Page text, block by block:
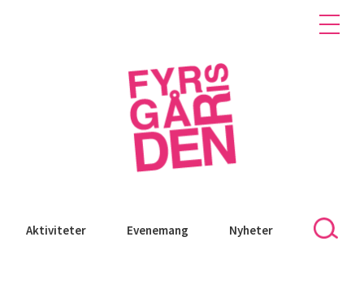
Aktiviteter Evenemang Nyheter